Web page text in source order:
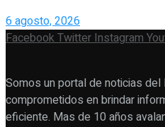
6 agosto, 2026
FacebookTwitterInstagram
Somos un portal de noticias del
comprometidos en brindar
eficiente. Mas de 10 años